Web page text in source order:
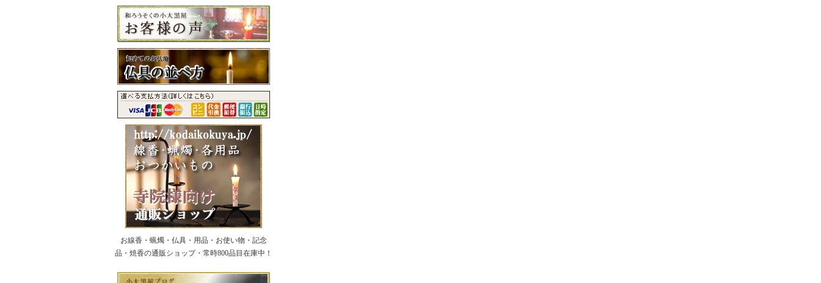
お線香・蝋燭・仏具・用品・お使い物・記念
品・焼香の通販ショップ・常時800品目在庫中！